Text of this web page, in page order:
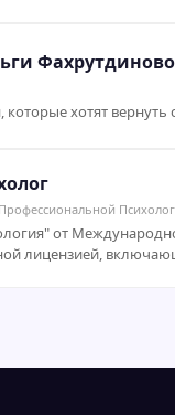
хотят вернуть
от
лицензией,